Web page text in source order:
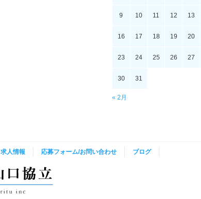
« 2月
9 10 11 12 13
16 17 18 19 20
23 24 25 26 27
30 31
求人情報 応募フォーム/お問い合わせ ブログ